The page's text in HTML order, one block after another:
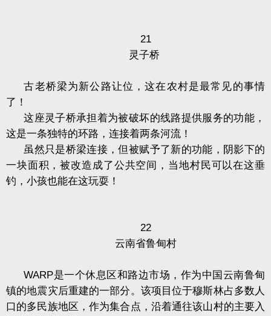
21
灵子桥
古老桥梁为新公路让位，这在农村是最常见的事情
了！
这座灵子桥承担着为被破坏的线路提供服务的功能，
这是一条独特的环路，连接着两条河流！
虽然只是桥梁连接，但被赋予了新的功能，阴影下的
一块面积，被改造成了公共空间，当地村民可以在这垂
钓，小孩也能在这玩耍！
22
云南省鲁甸村
WARP是一个休息区和路边市场，作为中国云南鲁甸
镇的地震灾后重建的一部分。该项目位于穆斯林占多数人
口的多民族地区，作为集合点，沿着通往该山村的主要入